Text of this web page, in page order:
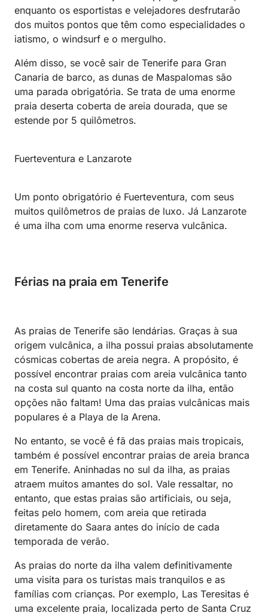
enquanto os esportistas e velejadores desfrutarão
dos muitos pontos que têm como especialidades o
iatismo, o windsurf e o mergulho.
Além disso, se você sair de Tenerife para Gran
Canaria de barco, as dunas de Maspalomas são
uma parada obrigatória. Se trata de uma enorme
praia deserta coberta de areia dourada, que se
estende por 5 quilômetros.
Fuerteventura e Lanzarote
Um ponto obrigatório é Fuerteventura, com seus
muitos quilômetros de praias de luxo. Já Lanzarote
é uma ilha com uma enorme reserva vulcânica.
Férias na praia em Tenerife
As praias de Tenerife são lendárias. Graças à sua
origem vulcânica, a ilha possui praias absolutamente
cósmicas cobertas de areia negra. A propósito, é
possível encontrar praias com areia vulcânica tanto
na costa sul quanto na costa norte da ilha, então
opções não faltam! Uma das praias vulcânicas mais
populares é a Playa de la Arena.
No entanto, se você é fã das praias mais tropicais,
também é possível encontrar praias de areia branca
em Tenerife. Aninhadas no sul da ilha, as praias
atraem muitos amantes do sol. Vale ressaltar, no
entanto, que estas praias são artificiais, ou seja,
feitas pelo homem, com areia que retirada
diretamente do Saara antes do início de cada
temporada de verão.
As praias do norte da ilha valem definitivamente
uma visita para os turistas mais tranquilos e as
famílias com crianças. Por exemplo, Las Teresitas é
uma excelente praia, localizada perto de Santa Cruz